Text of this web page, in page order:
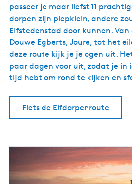
d
o
r
p
e
n
r
passeer je maar liefst 11
dorpen zijn piepklein, andere
Elfstedenstad door kunnen.
Douwe Egberts, Joure, tot het
deze route kijk je je ogen uit.
paar dagen voor uit, zodat je in
tijd hebt om rond te kijken en
Fiets de Elfdorpenroute